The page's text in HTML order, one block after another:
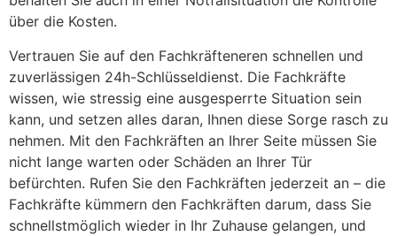
über die Kosten.
Vertrauen Sie auf den Fachkräfteneren schnellen und
zuverlässigen 24h-Schlüsseldienst. Die Fachkräfte
wissen, wie stressig eine ausgesperrte Situation sein
kann, und setzen alles daran, Ihnen diese Sorge rasch zu
nehmen. Mit den Fachkräften an Ihrer Seite müssen Sie
nicht lange warten oder Schäden an Ihrer Tür
befürchten. Rufen Sie den Fachkräften jederzeit an – die
Fachkräfte kümmern den Fachkräften darum, dass Sie
schnellstmöglich wieder in Ihr Zuhause gelangen, und